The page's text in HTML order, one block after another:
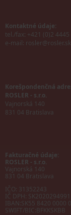
Kontaktné údaje:
tel./fax: +421 (0)2 4445
e-mail: rosler@rosler.sk
Korešpondenčná
ROSLER - s.r.o.
Vajnorská 140
831 04 Bratislava
Fakturačné údaje:
ROSLER - s.r.o.
Vajnorská 140
831 04 Bratislava
IČO: 31352243
IČ DPH: SK2020294991
IBAN:SK55 8420 0000
SWIFT/BIC:BFKKSKBB